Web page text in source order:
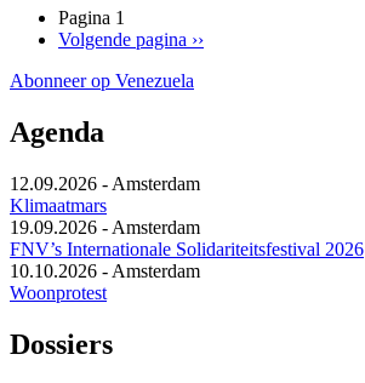
Pagina 1
Volgende pagina ››
Abonneer op Venezuela
Agenda
12.09.2026 - Amsterdam
Klimaatmars
19.09.2026 - Amsterdam
FNV’s Internationale Solidariteitsfestival 2026
10.10.2026 - Amsterdam
Woonprotest
Dossiers